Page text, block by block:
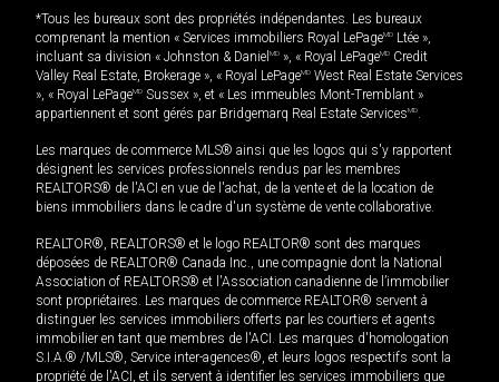
*Tous les bureaux sont des propriétés indépendantes. Les bureaux
comprenant la mention « Services immobiliers Royal LePageMD Ltée »,
incluant sa division « Johnston & Daniel MD », « Royal LePageMD Credit
Valley Real Estate, Brokerage », « Royal LePageMD West Real Estate Services
», « Royal LePageMD Sussex », et « Les immeubles Mont-Tremblant »
appartiennent et sont gérés par Bridgemarq Real Estate ServicesMD.
Les marques de commerce MLS® ainsi que les logos qui s'y rapportent
désignent les services professionnels rendus par les membres
REALTORS® de l'ACI en vue de l'achat, de la vente et de la location de
biens immobiliers dans le cadre d'un système de vente collaborative.
REALTOR®, REALTORS® et le logo REALTOR® sont des marques
déposées de REALTOR® Canada Inc., une compagnie dont la National
Association of REALTORS® et l'Association canadienne de l’immobilier
sont propriétaires. Les marques de commerce REALTOR® servent à
distinguer les services immobiliers offerts par les courtiers et agents
immobilier en tant que membres de l'ACI. Les marques d'homologation
S.I.A.® /MLS®, Service inter-agences®, et leurs logos respectifs sont la
propriété de l'ACI, et ils servent à identifier les services immobiliers que